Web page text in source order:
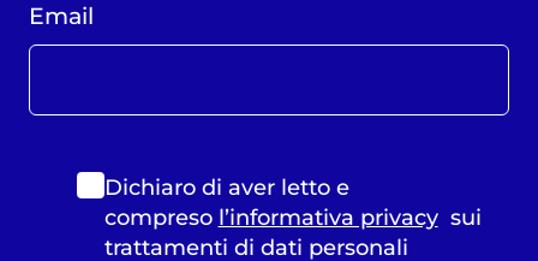
Email
Dichiaro di aver letto e
compreso l’informativa privacysui
trattamenti di dati personali